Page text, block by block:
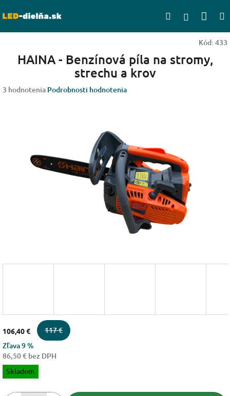
na
Hľadať
Kód: 433
HAINA - Benzínová píla na stromy,
strechu a krov
Priemerné
hviezdičiek.
3 hodnotenia Podrobnosti hodnotenia
106,40 €
117 €
Zľava 9 %
86,50 € bez DPH
Jednotková
cena:
Skladom